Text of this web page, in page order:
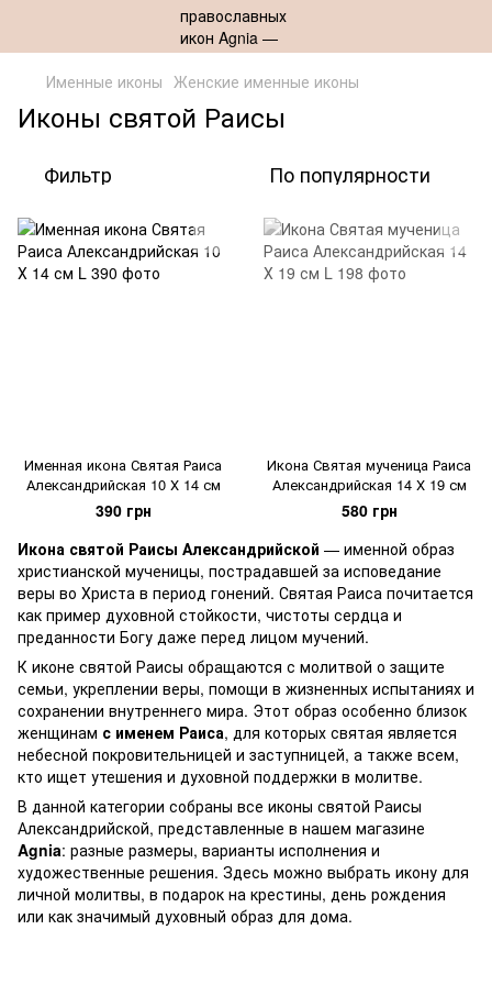
Именные иконы Женские именные иконы
Иконы святой Раисы
Фильтр По популярности
Именная икона Святая Раиса
Александрийская 10 Х 14 см
390 грн
Икона Святая мученица Раиса
Александрийская 14 Х 19 см
580 грн
Икона святой Раисы Александрийской — именной образ
христианской мученицы, пострадавшей за исповедание
веры во Христа в период гонений. Святая Раиса почитается
как пример духовной стойкости, чистоты сердца и
преданности Богу даже перед лицом мучений.
К иконе святой Раисы обращаются с молитвой о защите
семьи, укреплении веры, помощи в жизненных испытаниях и
сохранении внутреннего мира. Этот образ особенно близок
женщинам с именем Раиса, для которых святая является
небесной покровительницей и заступницей, а также всем,
кто ищет утешения и духовной поддержки в молитве.
В данной категории собраны все иконы святой Раисы
Александрийской, представленные в нашем магазине
Agnia: разные размеры, варианты исполнения и
художественные решения. Здесь можно выбрать икону для
личной молитвы, в подарок на крестины, день рождения
или как значимый духовный образ для дома.